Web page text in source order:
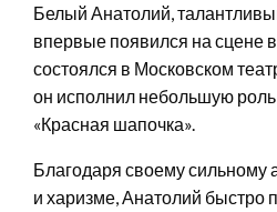
Белый Анатолий,
впервые появился на сцене
состоялся в Московском
он исполнил небольшую роль
«Красная шапочка».
Благодаря своему сильному
и харизме, Анатолий быстро